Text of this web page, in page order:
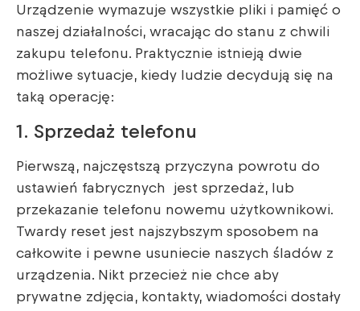
Urządzenie wymazuje wszystkie pliki i pamięć o
naszej działalności, wracając do stanu z chwili
zakupu telefonu. Praktycznie istnieją dwie
możliwe sytuacje, kiedy ludzie decydują się na
taką operację:
1. Sprzedaż telefonu
Pierwszą, najczęstszą przyczyna powrotu do
ustawień fabrycznych jest sprzedaż, lub
przekazanie telefonu nowemu użytkownikowi.
Twardy reset jest najszybszym sposobem na
całkowite i pewne usuniecie naszych śladów z
urządzenia. Nikt przecież nie chce aby
prywatne zdjęcia, kontakty, wiadomości dostały